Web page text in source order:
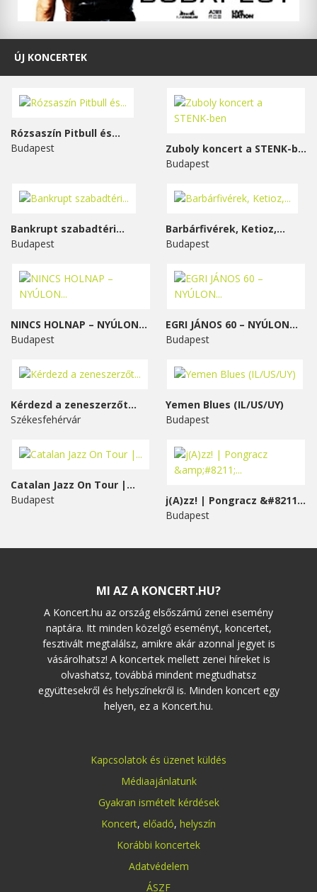
ÚJ KONCERTEK
Rózsaszín Pitbull és...
Budapest
Zuboly koncert a STENK-ben
Budapest
Bankrupt szabadtéri...
Budapest
Barbárfivérek, Ketioz,...
Budapest
NINCS HOLNAP – NYÚLON...
Budapest
EGRI JÁNOS 60 – NYÚLON...
Budapest
Kérdezd a zeneszerzőt...
Székesfehérvár
Yemen Blues (IL/US/UY)
Budapest
Catalan Jazz On Tour |...
Budapest
j(A)zz! | Pongracz &#8211;...
Budapest
MI AZ A KONCERT.HU?
A Koncert.hu az ország elsőszámú zenei esemény
naptára. Itt minden közelgő eseményt, koncertet,
fesztivált megtalálsz, amikre akár azonnal jegyet is
vásárolhatsz! A koncertek mellett zenei híreket is
olvashatsz, továbbá mindent megtudhatsz
együttesekről és helyszínekről is. Minden koncert egy
helyen, ez a Koncert.hu.
Kapcsolatok és üzenet küldés
Médiaajánlatunk
Gyakran ismételt kérdések
Koncert, előadó, helyszín
Korábbi koncertek
Adatvédelem
ÁSZF